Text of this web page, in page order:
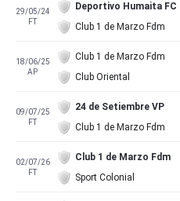
29/05/24
FT
Deportivo Humaita FC
Club 1 de Marzo Fdm
18/06/25
AP
Club 1 de Marzo Fdm
Club Oriental
09/07/25
FT
24 de Setiembre VP
Club 1 de Marzo Fdm
02/07/26
FT
Club 1 de Marzo Fdm
Sport Colonial